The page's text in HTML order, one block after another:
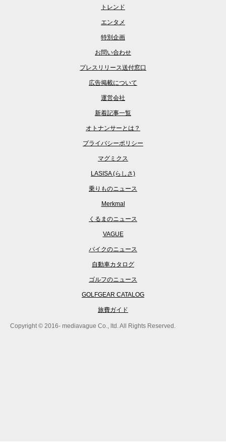
トレンド
エンタメ
特別企画
お問い合わせ
プレスリリース送付窓口
広告掲載について
運営会社
新着記事一覧
オトナンサーとは？
プライバシーポリシー
マグミクス
LASISA (らしさ)
乗りものニュース
Merkmal
くるまのニュース
VAGUE
バイクのニュース
自動車カタログ
ゴルフのニュース
GOLFGEAR CATALOG
旅費ガイド
Copyright © 2016- mediavague Co., ltd. All Rights Reserved.